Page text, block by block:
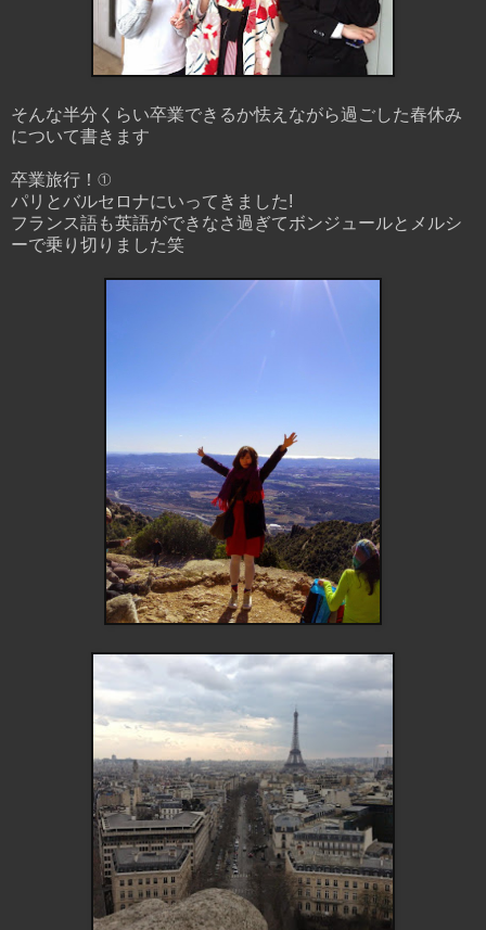
そんな半分くらい卒業できるか怯えながら過ごした春休み
について書きます
卒業旅行！①
パリとバルセロナにいってきました!
フランス語も英語ができなさ過ぎてボンジュールとメルシ
ーで乗り切りました笑